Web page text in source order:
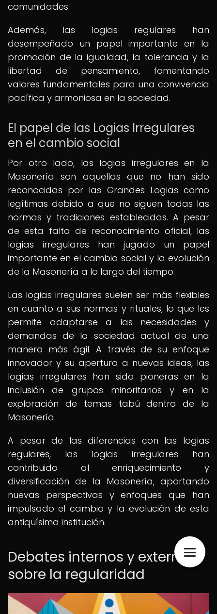
comunidades.
Además, las logias regulares han
desempeñado un papel importante en la
promoción de la igualdad, la tolerancia y la
libertad de pensamiento, fomentando
valores fundamentales para una convivencia
pacífica y armoniosa en la sociedad.
El papel de las Logias Irregulares
en el cambio social
Por otro lado, las logias irregulares en la
Masonería son aquellas que no han sido
reconocidas por las Grandes Logias como
legítimas debido a que no siguen todas las
normas y tradiciones establecidas. A pesar
de esta falta de reconocimiento oficial, las
logias irregulares han jugado un papel
importante en el cambio social y la evolución
de la Masonería a lo largo del tiempo.
Las logias irregulares suelen ser más flexibles
en cuanto a sus normas y rituales, lo que les
permite adaptarse a las necesidades y
demandas de la sociedad actual de una
manera más ágil. A través de su enfoque
innovador y su apertura a nuevas ideas, las
logias irregulares han sido pioneras en la
inclusión de grupos minoritarios y en la
exploración de temas tabú dentro de la
Masonería.
A pesar de las diferencias con las logias
regulares, las logias irregulares han
contribuido al enriquecimiento y
diversificación de la Masonería, aportando
nuevas perspectivas y enfoques que han
impulsado el cambio y la evolución de esta
antiquísima institución.
Debates internos y externos
sobre la regularidad